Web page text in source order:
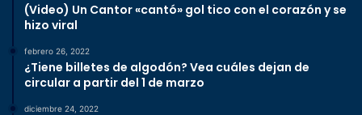
(Video) Un Cantor «cantó» gol tico con el corazón y se
hizo viral
febrero 26, 2022
¿Tiene billetes de algodón? Vea cuáles dejan de
circular a partir del 1 de marzo
diciembre 24, 2022